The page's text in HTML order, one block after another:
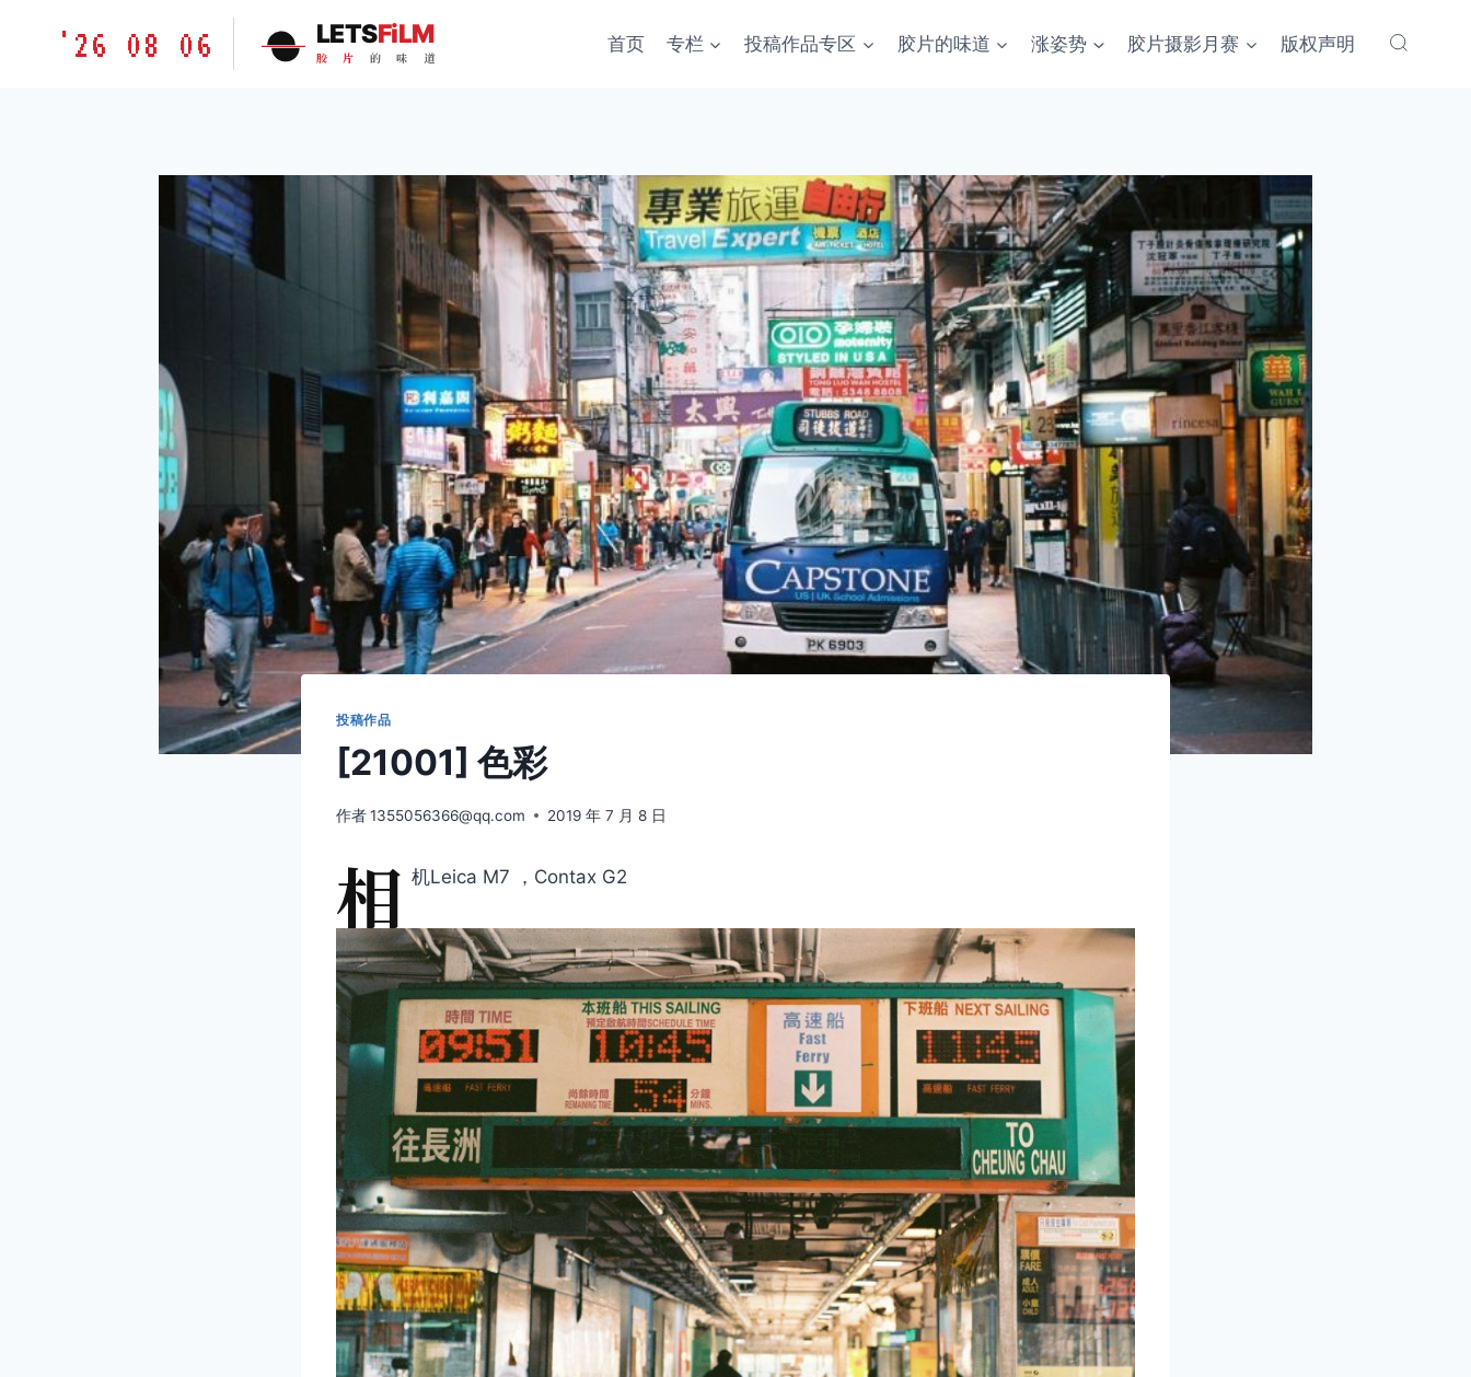
胶'26 08 06 LETSFiLM
胶 片 的 味 道
首页 专栏 投稿作品专区 胶片的味道 涨姿势 胶片摄影月赛 版权声明
投稿作品
[21001] 色彩
作者1355056366@qq.com 2019 年 7 月 8 日
相 机Leica M7 ，Contax G2